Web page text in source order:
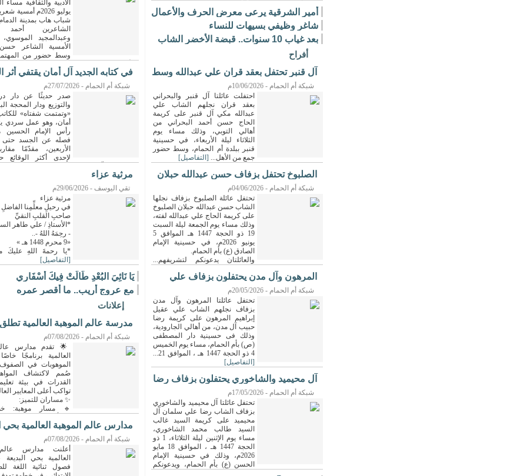
أمير الشرقية يرعى معرض الحرف والأعمال
اليدوية ...
شاغر وظيفي بسيهات للنساء
بعد غياب 10 سنوات.. قبضة الأخضر الشاب
تعود ...
أفراح
آل قنبر تحتفل بعقد قران علي عبدالله وسط
حضور ...
شبكة أم الحمام - 10/06/2026م
احتفلت عائلتا آل قنبر والبحراني
بعقد قران نجلهم الشاب علي
عبدالله مكي آل قنبر على كريمة
الحاج حسن أحمد البحراني من
أهالي التوبي، وذلك مساء يوم
الثلاثاء ليلة الأربعاء، في حسينية
قنبر ببلدة أم الحمام، وسط حضور
جمع من الأهل... [التفاصيل]
الصلبوخ تحتفل بزفاف حسن عبدالله حبلان
«الدعوة ...
شبكة أم الحمام - 04/06/2026م
تحتفل عائلة الصلبوخ بزفاف نجلها
الشاب حسن عبدالله حبلان الصلبوخ
على كريمة الحاج علي عبدالله لفته،
وذلك مساء يوم الجمعة ليلة السبت
19 ذو الحجة 1447 هـ الموافق 5
يونيو 2026م، في حسينية الإمام
الصادق (ع) بأم الحمام.
والعائلتان يدعونكم لتشريفهم...
المرهون وآل مدن يحتفلون بزفاف علي
عقيل ...
شبكة أم الحمام - 20/05/2026م
تحتفل عائلتا المرهون وآل مدن
بزفاف نجلهم الشاب علي عقيل
إبراهيم المرهون على كريمة رضا
حبيب آل مدن، من أهالي الجارودية،
وذلك فى حسينية دار المصطفى
(ص) بأم الحمام، مساء يوم الخميس
4 ذو الحجة 1447 هـ ، الموافق 21...
[التفاصيل]
آل محيميد والشاخوري يحتفلون بزفاف رضا
علي ...
شبكة أم الحمام - 17/05/2026م
تحتفل عائلتا آل محيميد والشاخوري
بزفاف الشاب رضا علي سلمان آل
محيميد على كريمة السيد غالب
السيد طالب محمد الشاخوري،
مساء يوم الإثنين ليلة الثلاثاء، 1 ذو
الحجة 1447 هـ ، الموافق 18 مايو
2026م، وذلك في حسينية الإمام
الحسن (ع) بأم الحمام، ويدعونكم
يوليو 2026م
شباب هاب بمدينة
الشاعرين أحمد
وعبدالمجيد الموسوي،
الأمسية الشاعر حسن
وسط حضور من
واستُهلت الأمسية...[التفاصيل]
في كتابه الجديد آل أمان يقتفي أثر
في ...
شبكة أم الحمام - 27/07/2026م
صدر حديثًا عن دار
والتوزيع ودار المحجة
«وتمتمت شفتاه»
أمان، وهو عمل سردي
رأس الإمام الحسين
فصله عن الجسد حتى
الأربعين، مقدّمًا
لإحدى أكثر
الشريف الناطق، وما تحمله من دلالات عميقة
الحدث، مستكشفًا أثر الصوت الذي بقي حيًّا
الجسد.
مرثية عزاء
تقي اليوسف - 29/06/2026م
مرثية عزاء
في رحيلِ معلِّمِنا الفاضلِ
صاحبِ القلبِ النقيِّ
*الأستاذِ / علي طاهر
- رحِمَهُ اللهُ -..
«9 محرم 1448 هـ »
*يا رحمةَ اللهِ عليكَ
[التفاصيل]
يَا نَائِيَ البُعْدِ طَالَتْ فِيكَ أَسْفَارِي
مع عروجٍ أريب.. ما أقصر عمره
إعلانات
مدرسة عالم الموهبة العالمية
...
شبكة أم الحمام - 07/08/2026م
🌟 تقدم مدارس
العالمية برنامجًا
صُمم لاكتشاف
القدرات في بيئة
تواكب أعلى المعايير
✨ مساران للتميز:
مدارس عالم الموهبة العالمية بحي
تطلق ...
شبكة أم الحمام - 07/08/2026م
أعلنت مدارس عالم
العالمية بحي
فصول ثنائية اللغة